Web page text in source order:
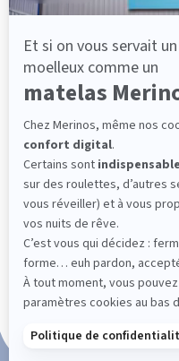
Fabrication
101 nuits d'essai*
Paiement en